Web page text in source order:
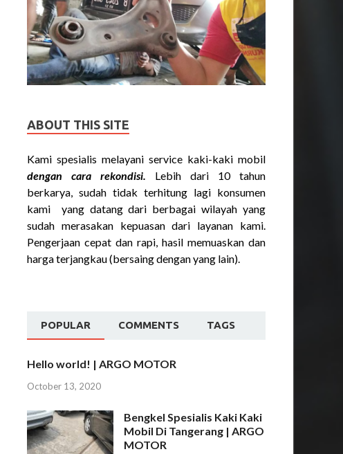
ABOUT THIS SITE
Kami spesialis melayani service kaki-kaki mobil
dengan cara rekondisi.
Lebih dari 10 tahun
berkarya, sudah tidak terhitung lagi konsumen
kami yang datang dari berbagai wilayah yang
sudah merasakan kepuasan dari layanan kami.
Pengerjaan cepat dan rapi, hasil memuaskan dan
harga terjangkau (bersaing dengan yang lain).
POPULAR COMMENTS TAGS
Hello world! | ARGO MOTOR
October 13, 2020
Bengkel Spesialis Kaki Kaki
Mobil Di Tangerang | ARGO
MOTOR